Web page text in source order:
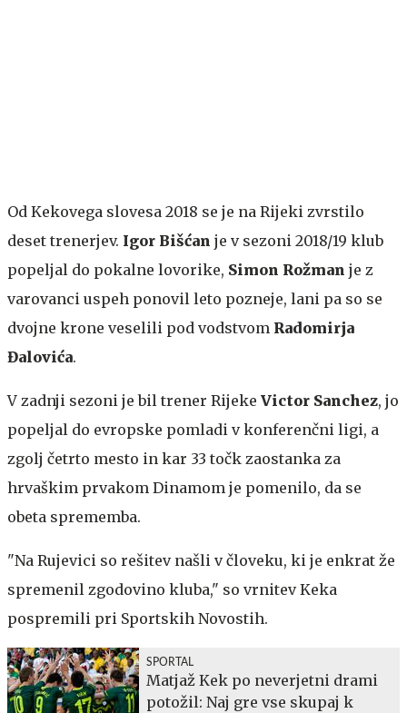
Od Kekovega slovesa 2018 se je na Rijeki zvrstilo
deset trenerjev. Igor Bišćan je v sezoni 2018/19 klub
popeljal do pokalne lovorike, Simon Rožman je z
varovanci uspeh ponovil leto pozneje, lani pa so se
dvojne krone veselili pod vodstvom Radomirja
Đalovića.
V zadnji sezoni je bil trener Rijeke Victor Sanchez, jo
popeljal do evropske pomladi v konferenčni ligi, a
zgolj četrto mesto in kar 33 točk zaostanka za
hrvaškim prvakom Dinamom je pomenilo, da se
obeta sprememba.
"Na Rujevici so rešitev našli v človeku, ki je enkrat že
spremenil zgodovino kluba," so vrnitev Keka
pospremili pri Sportskih Novostih.
SPORTAL
Matjaž Kek po neverjetni drami
potožil: Naj gre vse skupaj k